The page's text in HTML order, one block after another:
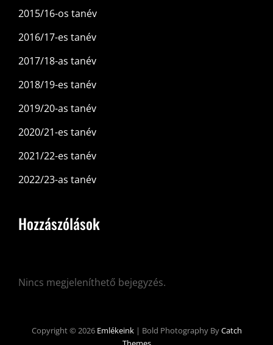
2015/16-os tanév
2016/17-es tanév
2017/18-as tanév
2018/19-es tanév
2019/20-as tanév
2020/21-es tanév
2021/22-es tanév
2022/23-as tanév
Hozzászólások
Nincs megjeleníthető bejegyzés.
Copyright © 2026 Emlékeink | Bold Photography ByCatch